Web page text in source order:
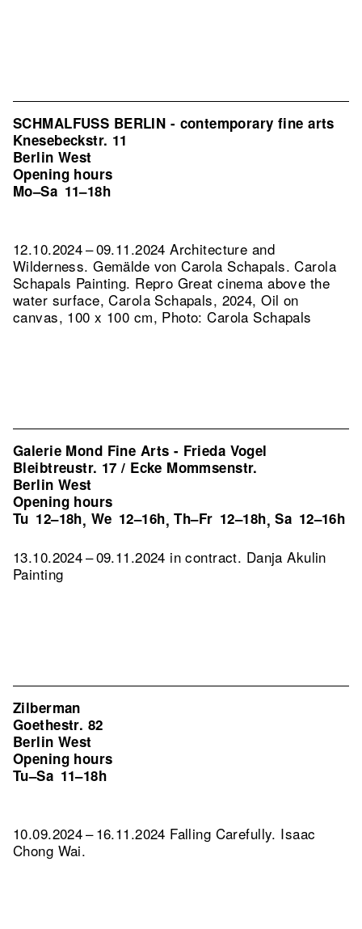
SCHMALFUSS BERLIN - contemporary fine arts
Knesebeckstr. 11
Berlin West
Opening hours
Mo–Sa 11–18h
12.10.2024 – 09.11.2024 Architecture and
Wilderness. Gemälde von Carola Schapals. Carola
Schapals Painting. Repro Great cinema above the
water surface, Carola Schapals, 2024, Oil on
canvas, 100 x 100 cm, Photo: Carola Schapals
Galerie Mond Fine Arts - Frieda Vogel
Bleibtreustr. 17 / Ecke Mommsenstr.
Berlin West
Opening hours
Tu 12–18h, We 12–16h,Th–Fr 12–18h,Sa 12–16h
13.10.2024 – 09.11.2024 in contract. Danja Akulin
Painting
Zilberman
Goethestr. 82
Berlin West
Opening hours
Tu–Sa 11–18h
10.09.2024 – 16.11.2024 Falling Carefully. Isaac
Chong Wai.